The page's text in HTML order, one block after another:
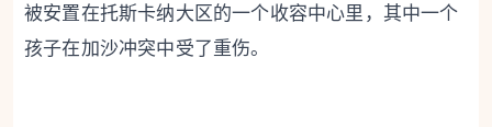
被安置在托斯卡纳大区的一个收容中心里，其中一个
孩子在加沙冲突中受了重伤。